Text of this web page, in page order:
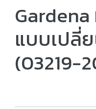
แบบเปลี่
(03219-